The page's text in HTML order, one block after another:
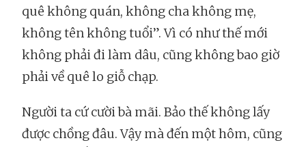
quê không quán, không cha không mẹ,
không tên không tuổi”. Vì có như thế mới
không phải đi làm dâu, cũng không bao giờ
phải về quê lo giỗ chạp.
Người ta cứ cười bà mãi. Bảo thế không lấy
được chồng đâu. Vậy mà đến một hôm, cũng